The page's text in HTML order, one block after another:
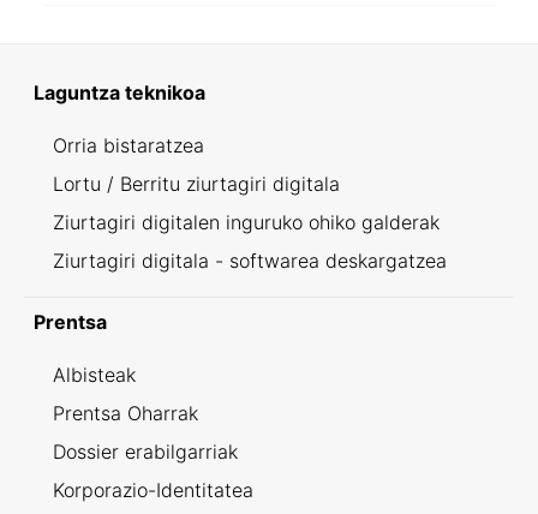
Laguntza teknikoa
Orria bistaratzea
Lortu / Berritu ziurtagiri digitala
Ziurtagiri digitalen inguruko ohiko galderak
Ziurtagiri digitala - softwarea deskargatzea
Prentsa
Albisteak
Prentsa Oharrak
Dossier erabilgarriak
Korporazio-Identitatea